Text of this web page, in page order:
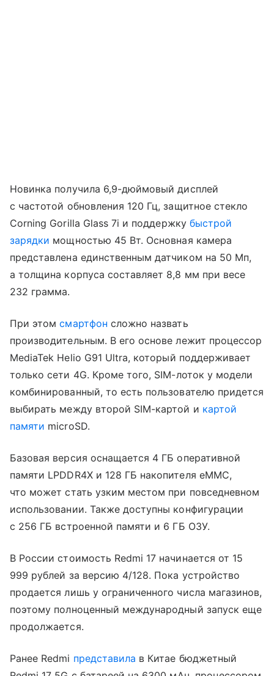
Новинка получила 6,9-дюймовый дисплей
с частотой обновления 120 Гц, защитное стекло
Corning Gorilla Glass 7i и поддержку быстрой
зарядки мощностью 45 Вт. Основная камера
представлена единственным датчиком на 50 Мп,
а толщина корпуса составляет 8,8 мм при весе
232 грамма.
При этомсмартфон сложно назвать
производительным. В его основе лежит процессор
MediaTek Helio G91 Ultra, который поддерживает
только сети 4G. Кроме того, SIM-лоток у модели
комбинированный, то есть пользователю придется
выбирать между второй SIM-картой и картой
памяти microSD.
Базовая версия оснащается 4 ГБ оперативной
памяти LPDDR4X и 128 ГБ накопителя eMMC,
что может стать узким местом при повседневном
использовании. Также доступны конфигурации
с 256 ГБ встроенной памяти и 6 ГБ ОЗУ.
В России стоимость Redmi 17 начинается от 15
999 рублей за версию 4/128. Пока устройство
продается лишь у ограниченного числа магазинов,
поэтому полноценный международный запуск еще
продолжается.
Ранее Redmi представила в Китае бюджетный